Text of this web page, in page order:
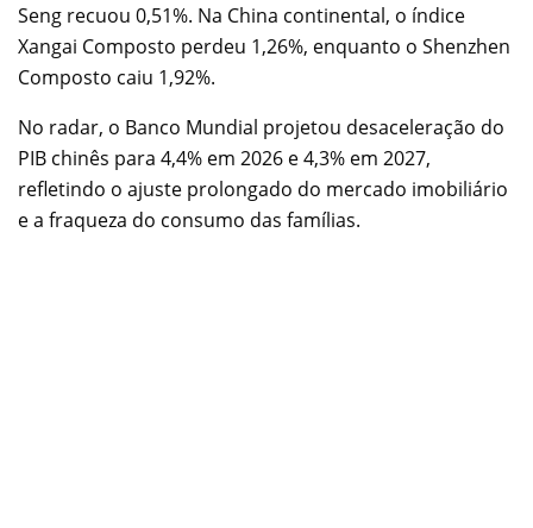
Seng recuou 0,51%. Na China continental, o índice
Xangai Composto perdeu 1,26%, enquanto o Shenzhen
Composto caiu 1,92%.
No radar, o Banco Mundial projetou desaceleração do
PIB chinês para 4,4% em 2026 e 4,3% em 2027,
refletindo o ajuste prolongado do mercado imobiliário
e a fraqueza do consumo das famílias.